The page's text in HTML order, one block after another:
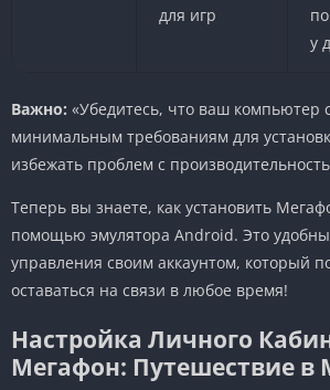
для игр
у
Важно: «Убедитесь, что ваш компьютер
минимальным требованиям для
избежать проблем с
Теперь вы знаете, как установить
помощью эмулятора Android. Это
управления своим аккаунтом, который
оставаться на связи в любое время!
Настройка Личного
Мегафон: Путешествие в